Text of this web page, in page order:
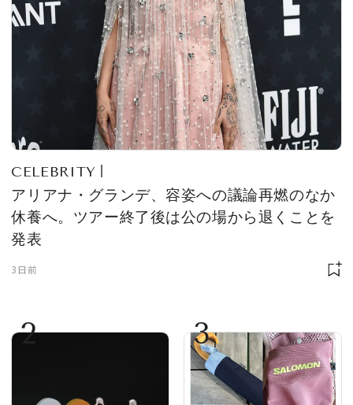
CELEBRITY
アリアナ・グランデ、容姿への議論再燃のなか
休養へ。ツアー終了後は公の場から退くことを
発表
3日前
2 3